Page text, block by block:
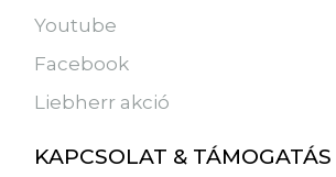
Youtube
Facebook
Liebherr akció
KAPCSOLAT & TÁMOGATÁS